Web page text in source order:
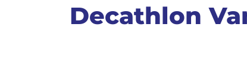
Decathlon